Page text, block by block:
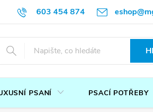
603 454 874
DOTAZ PODMÍNKY OCHRANY
PSANÍ PSACÍ POTŘEBY